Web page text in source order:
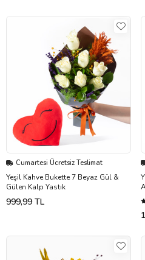
Cumartesi Ücretsiz Teslimat
Yeşil Kahve Bukette 7 Beyaz Gül &
Gülen Kalp Yastık
999,99 TL